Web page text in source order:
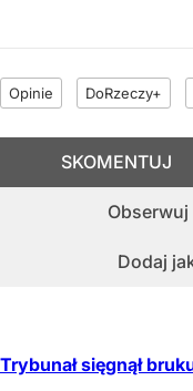
Opinie DoRzeczy+
Obserwuj
Dodaj
SKOMENTUJ
Trybunał sięgnął